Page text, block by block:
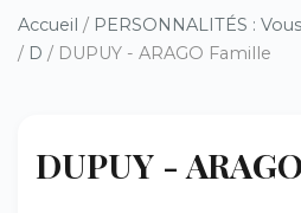
Accueil / PERSONNALITÉS :
/ D / DUPUY - ARAGO Famille
DUPUY -